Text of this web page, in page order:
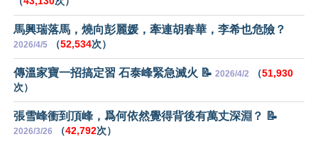
馬興瑞落馬，燒向彭麗媛，牽連胡春華，李希也危險？
2026/4/5 （52,534次）
傳溫家寶一招搞定習 石泰峰緊急滅火 📝 2026/4/2 （51,930
次）
張雪峰衝到頂峰，爲何依然覺得背後有萬丈深淵？ 📝
2026/3/26 （42,792次）